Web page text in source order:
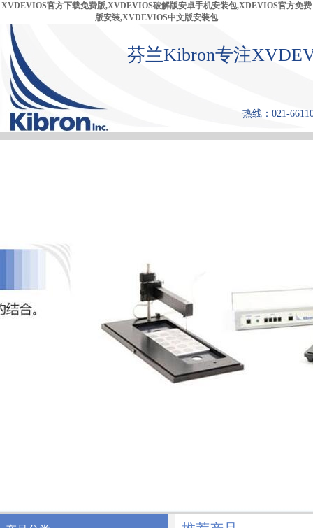
XVDEVIOS官方下载免费版,XVDEVIOS破解版安卓手机安装包,XDEVIOS官方免费
版安装,XVDEVIOS中文版安装包
芬兰Kibron专注
热线：021-
首 页 产品中心 张力仪